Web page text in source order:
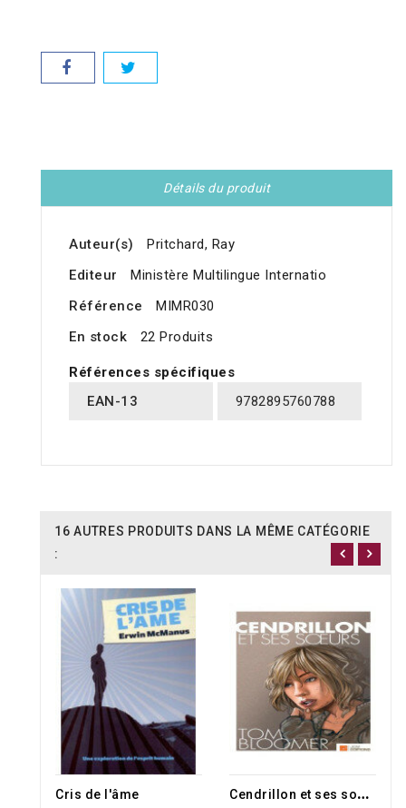
Détails du produit
Auteur(s)
Pritchard, Ray
Editeur
Ministère Multilingue Internatio
Référence
MIMR030
En stock
22 Produits
Références spécifiques
EAN-13
9782895760788
16 AUTRES PRODUITS DANS LA MÊME CATÉGORIE
:
RUPTURE DE STOCK
Cris de l'âme RUPTURE DE STOCK C
endrillon et ses soeurs